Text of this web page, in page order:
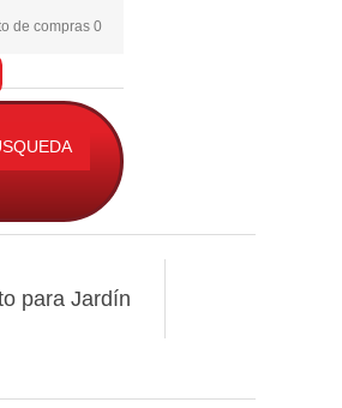
de compras 0
para Jardín